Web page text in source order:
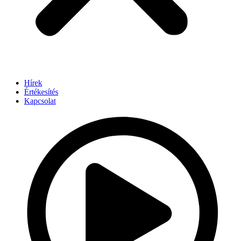
Hírek
Értékesítés
Kapcsolat